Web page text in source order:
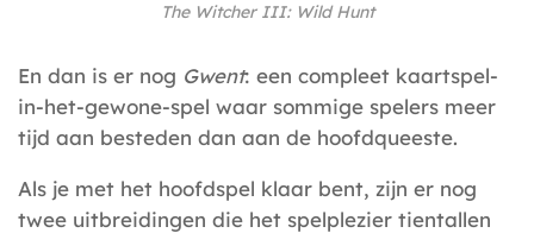
The Witcher III: Wild Hunt
En dan is er nog Gwent: een compleet kaartspel-
in-het-gewone-spel waar sommige spelers meer
tijd aan besteden dan aan de hoofdqueeste.
Als je met het hoofdspel klaar bent, zijn er nog
twee uitbreidingen die het spelplezier tientallen